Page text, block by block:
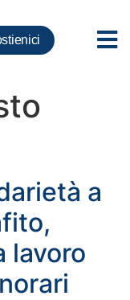
a
lavoro